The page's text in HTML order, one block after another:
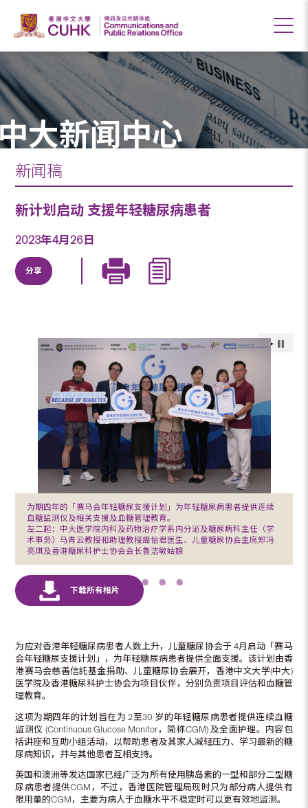
大新闻中心
新闻稿
新计划启动 支援年轻糖尿病患者
2023年4月26日
分享
为期四年的「赛马会年轻糖尿支援计划」为年轻糖尿病患者提供连续
血糖监测仪及相关支援及血糖管理教育。
左二起：中大医学院内科及药物治疗学系内分泌及糖尿病科主任（学
术事务）马青云教授和助理教授周怡君医生、儿童糖尿协会主席郑冯
亮琪及香港糖尿科护士协会会长鲁洁敏姑娘
为应对香港年轻糖尿病患者人数上升，儿童糖尿协会于 4月启动「赛马
会年轻糖尿支援计划」，为年轻糖尿病患者提供全面支援。该计划由香
港赛马会慈善信託基金捐助、儿童糖尿协会展开，香港中文大学(中大)
医学院及香港糖尿科护士协会为项目伙伴，分别负责项目评估和血糖管
理教育。
这项为期四年的计划旨在为 2至30 岁的年轻糖尿病患者提供连续血糖
监测仪 (Continuous Glucose Monitor，简称CGM) 及全面护理。内容包
括讲座和互助小组活动，以帮助患者及其家人减轻压力、学习最新的糖
尿病知识，并与其他患者互相支持。
英国和澳洲等发达国家已经广泛为所有使用胰岛素的一型和部分二型糖
尿病患者提供CGM，不过，香港医院管理局现时只为部分病人提供有
限用量的CGM，主要为病人于血糖水平不稳定时可以更有效地监测。